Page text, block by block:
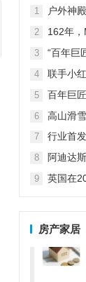
何做好文
1
户外神
2
162年
3
“百年巨
4
联手小
5
百年巨
6 高山滑
7
行业首
8
阿迪达
9
英国在
房产家居